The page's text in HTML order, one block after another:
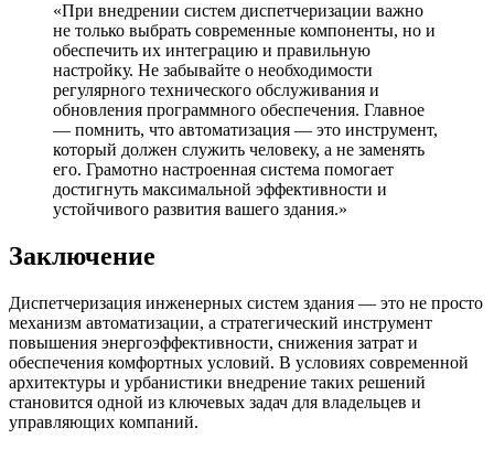
«При внедрении систем диспетчеризации важно
не только выбрать современные компоненты, но и
обеспечить их интеграцию и правильную
настройку. Не забывайте о необходимости
регулярного технического обслуживания и
обновления программного обеспечения. Главное
— помнить, что автоматизация — это инструмент,
который должен служить человеку, а не заменять
его. Грамотно настроенная система помогает
достигнуть максимальной эффективности и
устойчивого развития вашего здания.»
Заключение
Диспетчеризация инженерных систем здания — это не просто
механизм автоматизации, а стратегический инструмент
повышения энергоэффективности, снижения затрат и
обеспечения комфортных условий. В условиях современной
архитектуры и урбанистики внедрение таких решений
становитcя одной из ключевых задач для владельцев и
управляющих компаний.